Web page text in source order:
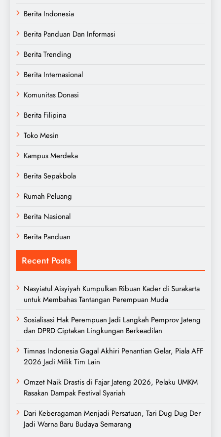
Berita Indonesia
Berita Panduan Dan Informasi
Berita Trending
Berita Internasional
Komunitas Donasi
Berita Filipina
Toko Mesin
Kampus Merdeka
Berita Sepakbola
Rumah Peluang
Berita Nasional
Berita Panduan
Recent Posts
Nasyiatul Aisyiyah Kumpulkan Ribuan Kader di Surakarta
untuk Membahas Tantangan Perempuan Muda
Sosialisasi Hak Perempuan Jadi Langkah Pemprov Jateng
dan DPRD Ciptakan Lingkungan Berkeadilan
Timnas Indonesia Gagal Akhiri Penantian Gelar, Piala AFF
2026 Jadi Milik Tim Lain
Omzet Naik Drastis di Fajar Jateng 2026, Pelaku UMKM
Rasakan Dampak Festival Syariah
Dari Keberagaman Menjadi Persatuan, Tari Dug Dug Der
Jadi Warna Baru Budaya Semarang